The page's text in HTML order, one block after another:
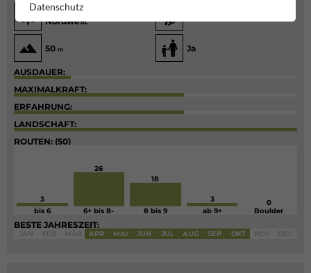
Ost, Südost, West,
Nordwest
50 m Ja
AUSDAUER:
MAXIMALKRAFT:
ERFAHRUNG:
LANDSCHAFT:
ROUTEN: (50)
3
bis 6
26
6+ bis 8-
18
8 bis 9
3
ab 9+
0
Boulder
BESTE JAHRESZEIT:
APR MAI JUN JUL AUG SEP OKT
Datenschutz